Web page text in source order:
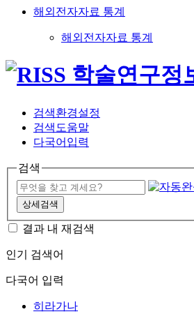
해외전자자료 통계
해외전자자료 통계
검색환경설정
검색도움말
다국어입력
검색
상세검색
결과 내 재검색
인기 검색어
다국어 입력
히라가나